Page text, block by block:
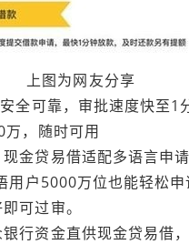
上图为网友分享
全可靠，审批速度快至1
万，随时可用
金贷易借适配多语言申请
用户5000万位也能轻松申
可过审。
行资金直供现金贷易借